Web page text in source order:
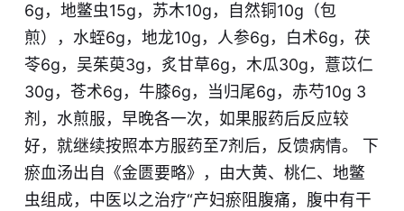
6g，地鳖虫15g，苏木10g，自然铜10g（包
煎），水蛭6g，地龙10g，人参6g，白术6g，茯
苓6g，吴茱萸3g，炙甘草6g，木瓜30g，薏苡仁
30g，苍术6g，牛膝6g，当归尾6g，赤芍10g 3
剂，水煎服，早晚各一次，如果服药后反应较
好，就继续按照本方服药至7剂后，反馈病情。 下
瘀血汤出自《金匮要略》，由大黄、桃仁、地鳖
虫组成，中医以之治疗“产妇瘀阻腹痛，腹中有干